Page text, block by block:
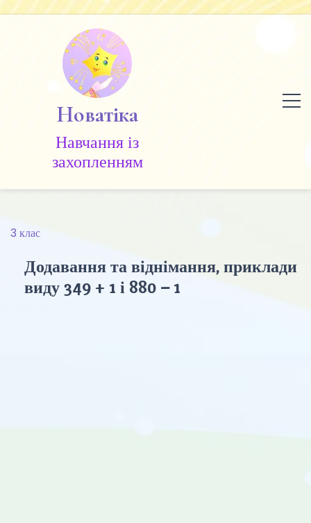
Skip
Новатіка
Навчання із
захопленням
3 клас
Додавання та віднімання, приклади
виду 349 + 1 і 880 – 1